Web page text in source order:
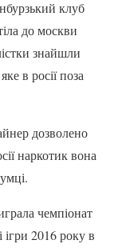
клуб
до москви
знайшли
в росії поза
дозволено
наркотик вона
чемпіонат
ігри 2016 року в